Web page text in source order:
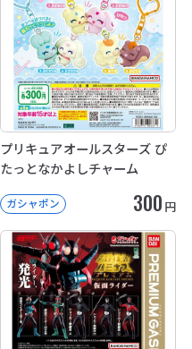
プリキュアオールスターズ ぴ
たっとなかよしチャーム
ガシャポン 300 円